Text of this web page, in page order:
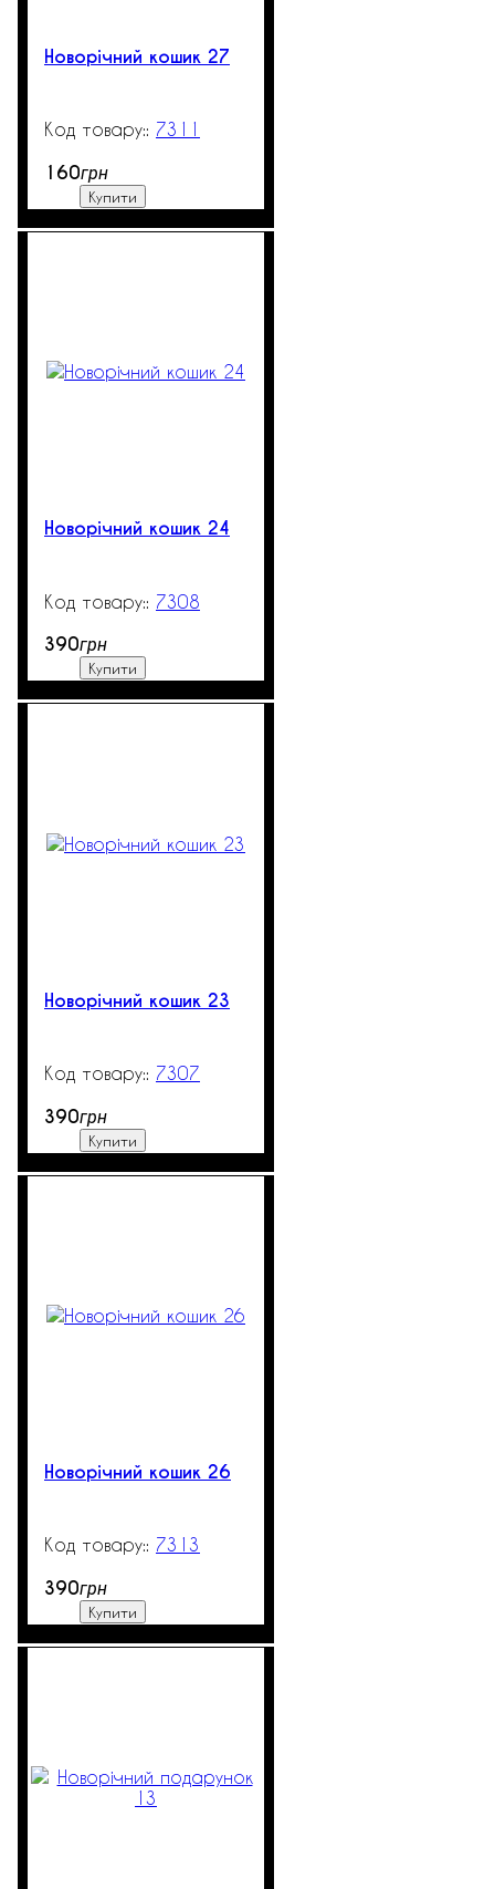
Новорічний кошик 27
7311
160грн
Купити
Новорічний кошик 24
7308
390грн
Купити
Новорічний кошик 23
7307
390грн
Купити
Новорічний кошик 26
7313
390грн
Купити